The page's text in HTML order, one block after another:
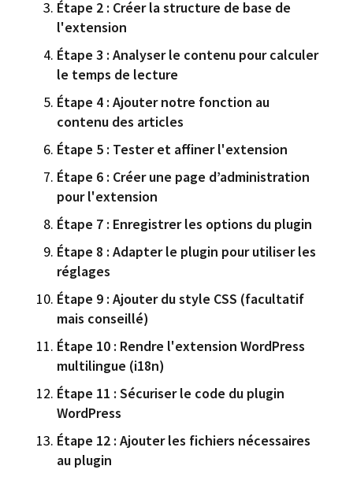
Étape 2 : Créer la structure de base de
l'extension
Étape 3 : Analyser le contenu pour calculer
le temps de lecture
Étape 4 : Ajouter notre fonction au
contenu des articles
Étape 5 : Tester et affiner l'extension
Étape 6 : Créer une page d’administration
pour l'extension
Étape 7 : Enregistrer les options du plugin
Étape 8 : Adapter le plugin pour utiliser les
réglages
Étape 9 : Ajouter du style CSS (facultatif
mais conseillé)
Étape 10 : Rendre l'extension WordPress
multilingue (i18n)
Étape 11 : Sécuriser le code du plugin
WordPress
Étape 12 : Ajouter les fichiers nécessaires
au plugin